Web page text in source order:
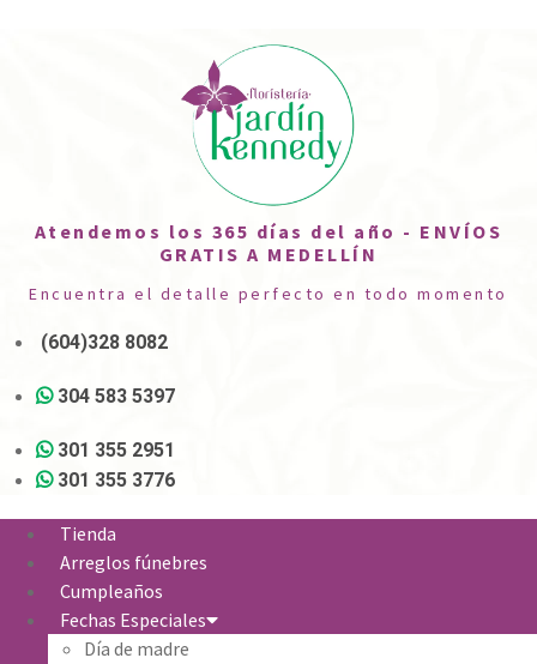
Atendemos los 365 días del año - ENVÍOS
GRATIS A MEDELLÍN
Encuentra el detalle perfecto en todo momento
(604)328 8082
304 583 5397
301 355 2951
301 355 3776
Tienda
Arreglos fúnebres
Cumpleaños
Fechas Especiales
Día de madre